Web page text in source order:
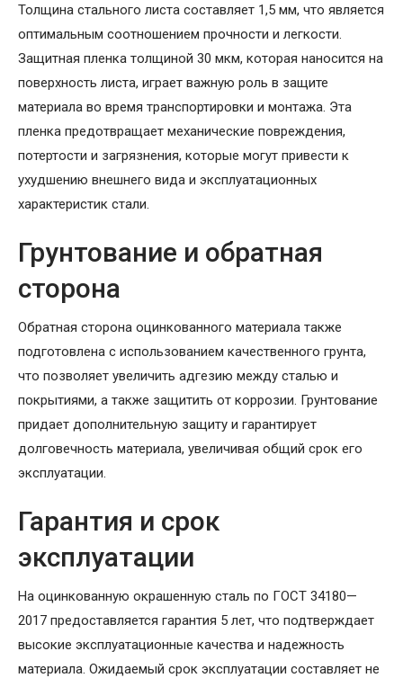
Толщина стального листа составляет 1,5 мм, что является
оптимальным соотношением прочности и легкости.
Защитная пленка толщиной 30 мкм, которая наносится на
поверхность листа, играет важную роль в защите
материала во время транспортировки и монтажа. Эта
пленка предотвращает механические повреждения,
потертости и загрязнения, которые могут привести к
ухудшению внешнего вида и эксплуатационных
характеристик стали.
Грунтование и обратная
сторона
Обратная сторона оцинкованного материала также
подготовлена с использованием качественного грунта,
что позволяет увеличить адгезию между сталью и
покрытиями, а также защитить от коррозии. Грунтование
придает дополнительную защиту и гарантирует
долговечность материала, увеличивая общий срок его
эксплуатации.
Гарантия и срок
эксплуатации
На оцинкованную окрашенную сталь по ГОСТ 34180—
2017 предоставляется гарантия 5 лет, что подтверждает
высокие эксплуатационные качества и надежность
материала. Ожидаемый срок эксплуатации составляет не